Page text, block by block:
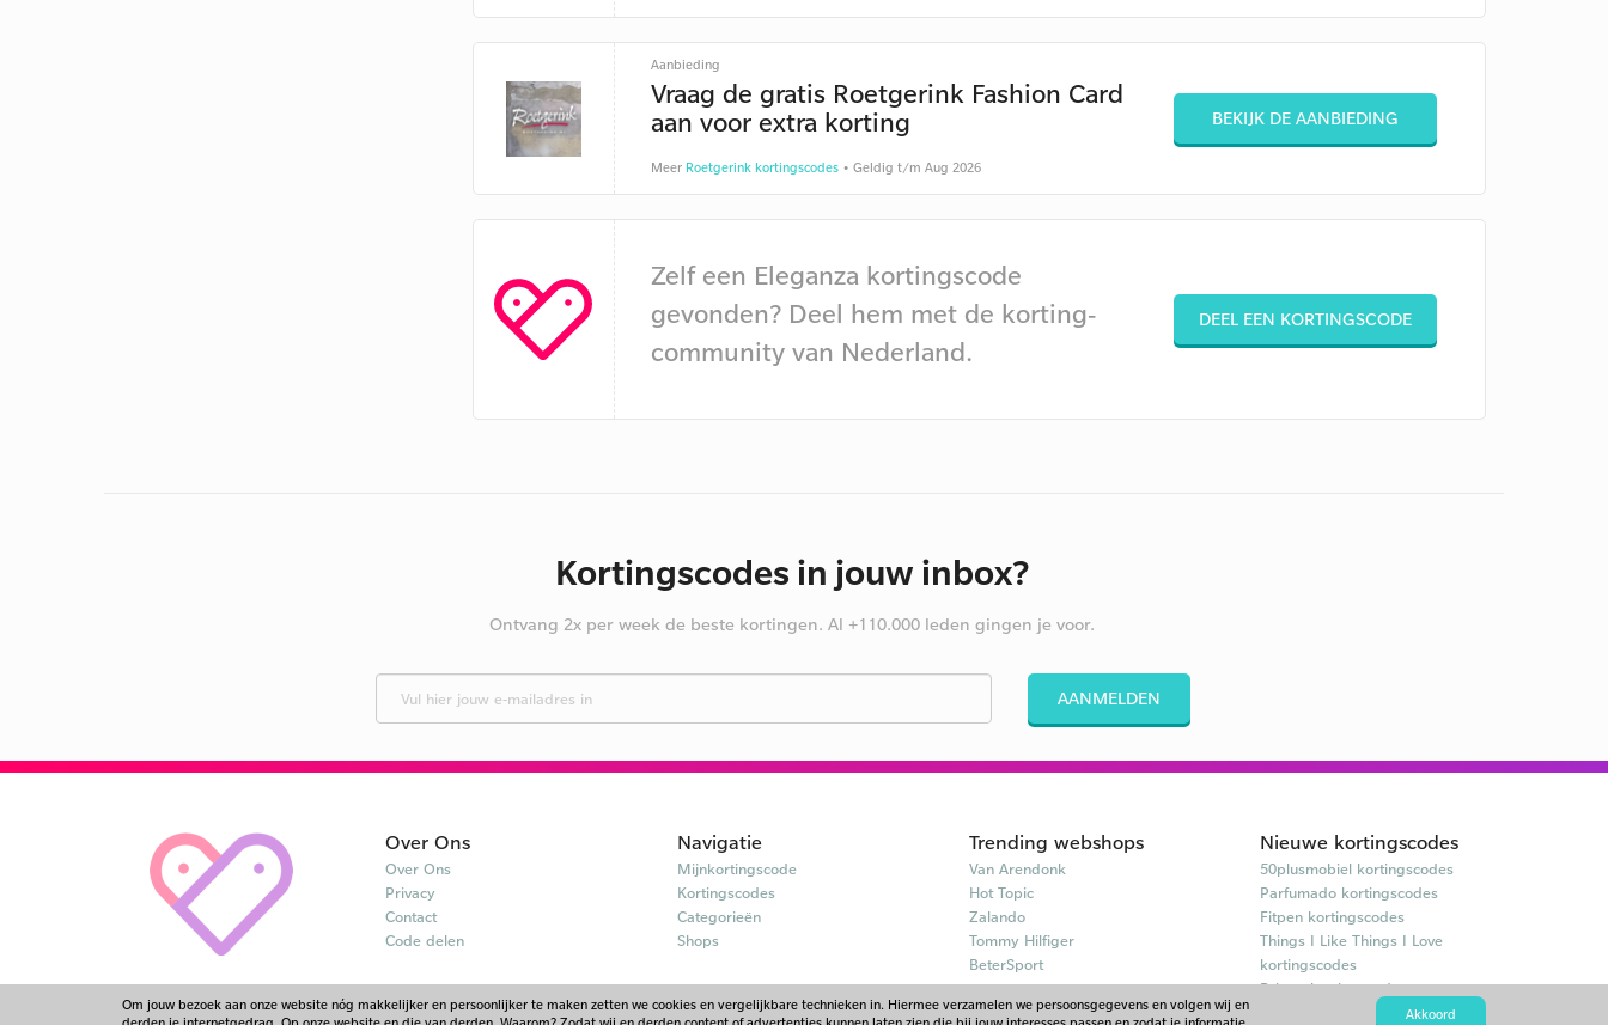
Aanbieding
Vraag de gratis Roetgerink Fashion Card
aan voor extra korting
Meer Roetgerink kortingscodes• Geldig t/m Aug 2026
BEKIJK DE AANBIEDING
Zelf een Eleganza kortingscode
gevonden? Deel hem met de korting-
community van Nederland.
DEEL EEN KORTINGSCODE
Kortingscodes in jouw inbox?
Ontvang 2x per week de beste kortingen. Al +110.000 leden gingen je voor.
AANMELDEN
Over Ons
Over Ons
Privacy
Contact
Code delen
Navigatie
Mijnkortingscode
Kortingscodes
Categorieën
Shops
Trending webshops
Van Arendonk
Hot Topic
Zalando
Tommy Hilfiger
BeterSport
Nieuwe kortingscodes
50plusmobiel kortingscodes
Parfumado kortingscodes
Fitpen kortingscodes
Things I Like Things I Love
kortingscodes
Briters kortingscodes
Om jouw bezoek aan onze website nóg makkelijker en persoonlijker te maken zetten we cookies en vergelijkbare technieken in. Hiermee verzamelen we persoonsgegevens en volgen wij en
Akkoord